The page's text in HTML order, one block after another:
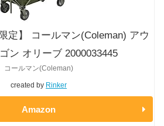
定】 コールマン(Coleman) アウ
ン オリーブ 2000033445
created by Rinker
コールマン(Coleman)
Amazon